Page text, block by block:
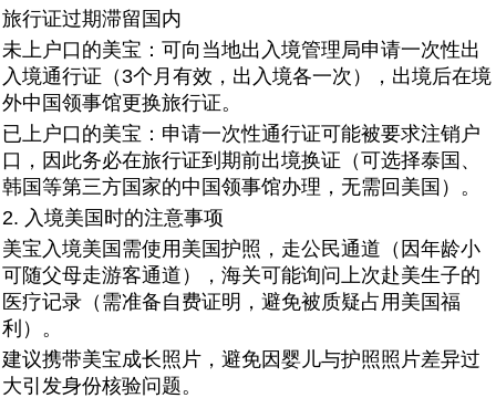
旅行证过期滞留国内
未上户口的美宝：可向当地出入境管理局申请一次性出
入境通行证（3个月有效，出入境各一次），出境后在境
外中国领事馆更换旅行证。
已上户口的美宝：申请一次性通行证可能被要求注销户
口，因此务必在旅行证到期前出境换证（可选择泰国、
韩国等第三方国家的中国领事馆办理，无需回美国）。
2. 入境美国时的注意事项
美宝入境美国需使用美国护照，走公民通道（因年龄小
可随父母走游客通道），海关可能询问上次赴美生子的
医疗记录（需准备自费证明，避免被质疑占用美国福
利）。
建议携带美宝成长照片，避免因婴儿与护照照片差异过
大引发身份核验问题。